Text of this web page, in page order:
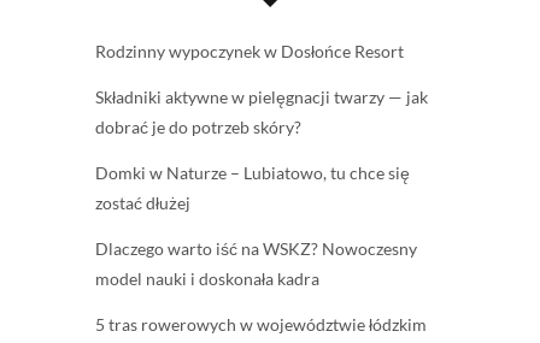
Rodzinny wypoczynek w Dosłońce Resort
Składniki aktywne w pielęgnacji twarzy — jak
dobrać je do potrzeb skóry?
Domki w Naturze – Lubiatowo, tu chce się
zostać dłużej
Dlaczego warto iść na WSKZ? Nowoczesny
model nauki i doskonała kadra
5 tras rowerowych w województwie łódzkim